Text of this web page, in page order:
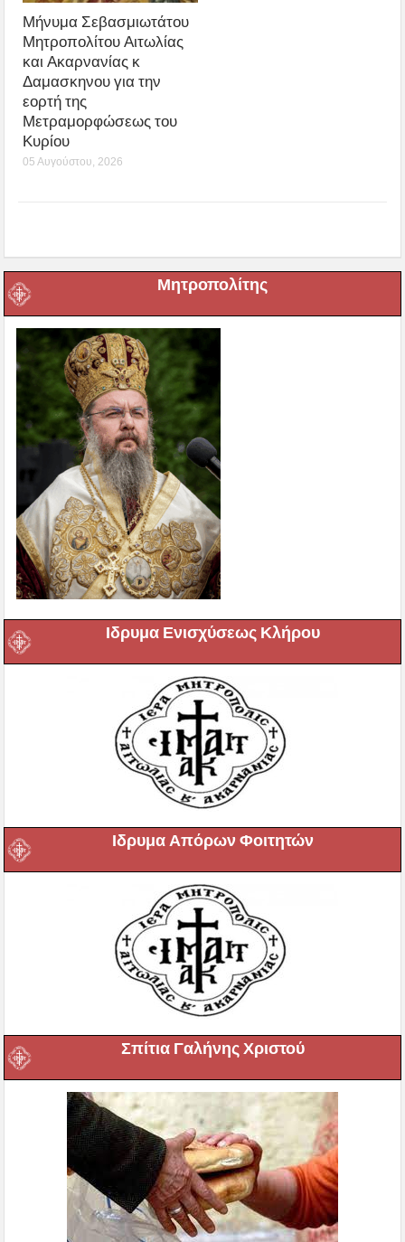
Μήνυμα Σεβασμιωτάτου
Μητροπολίτου Αιτωλίας
και Ακαρνανίας κ
Δαμασκηνου για την
εορτή της
Μετραμορφώσεως του
Κυρίου
05 Αυγούστου, 2026
Μητροπολίτης
Ιδρυμα Ενισχύσεως Κλήρου
Ιδρυμα Απόρων Φοιτητών
Σπίτια Γαλήνης Χριστού